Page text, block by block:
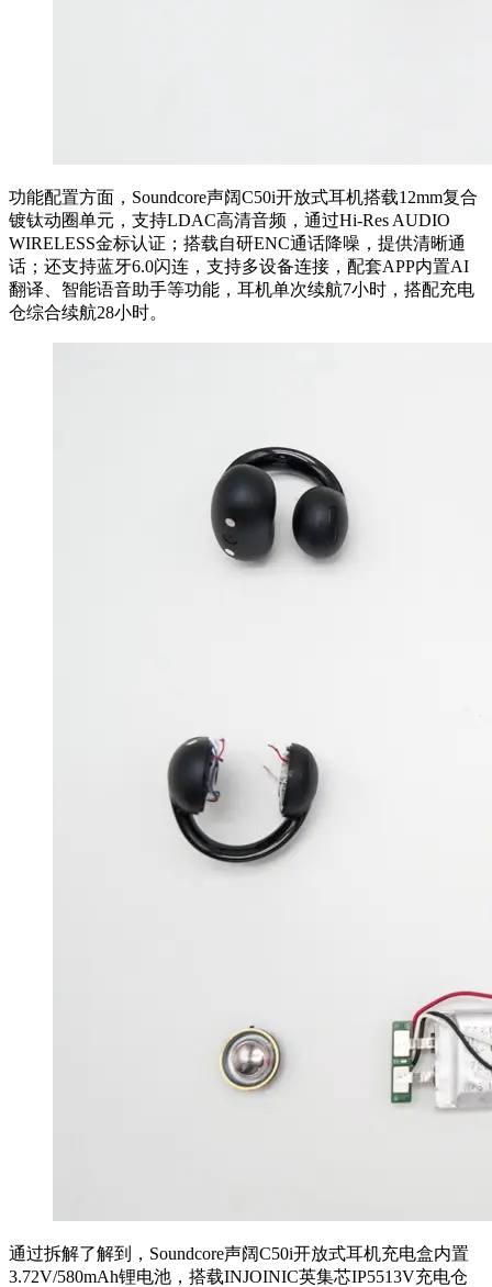
功能配置方面，Soundcore声阔C50i开放式耳机搭载12mm复合
镀钛动圈单元，支持LDAC高清音频，通过Hi-Res AUDIO
WIRELESS金标认证；搭载自研ENC通话降噪，提供清晰通
话；还支持蓝牙6.0闪连，支持多设备连接，配套APP内置AI
翻译、智能语音助手等功能，耳机单次续航7小时，搭配充电
仓综合续航28小时。
通过拆解了解到，Soundcore声阔C50i开放式耳机充电盒内置
3.72V/580mAh锂电池，搭载INJOINIC英集芯IP5513V充电仓